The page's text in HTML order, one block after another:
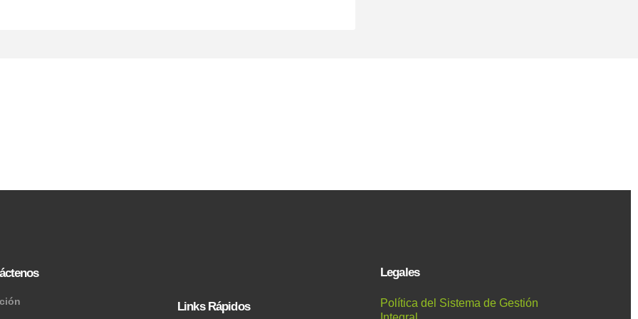
Links Rápidos
Legales
Política del Sistema de Gestión